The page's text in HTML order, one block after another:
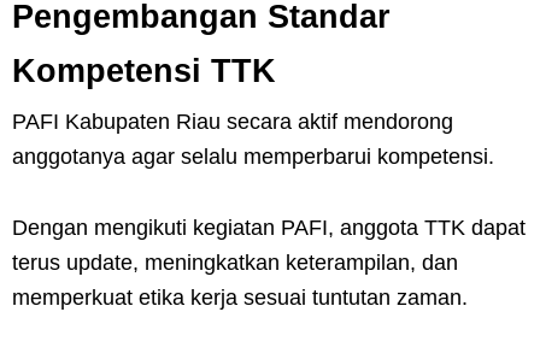
Pengembangan Standar
Kompetensi TTK
PAFI Kabupaten Riau secara aktif mendorong
anggotanya agar selalu memperbarui kompetensi.
Dengan mengikuti kegiatan PAFI, anggota TTK dapat
terus update, meningkatkan keterampilan, dan
memperkuat etika kerja sesuai tuntutan zaman.